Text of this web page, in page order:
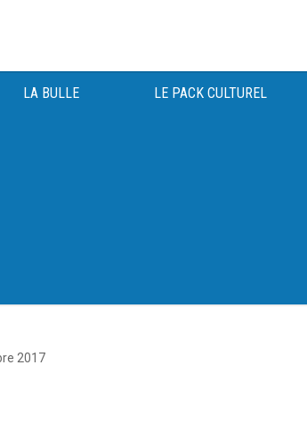
LA BULLE LE PACK CULTUREL
saônois depuis 1983.
2017